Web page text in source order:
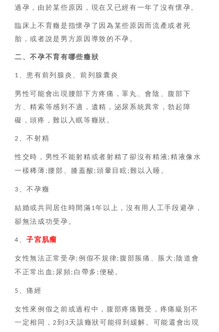
過孕，由於某些原因，現在又已經有一年了沒有懷孕。
臨床上不育癥是指懷孕了因為某些原因而流產或者死
胎，或者說是男方原因導致的不孕。
二、不孕不育有哪些癥狀
1 、患有前列腺炎、前列腺囊炎
男性可能會出現腰部下方疼痛，睪丸、會陰、腹部下
方、精索等感到不適，遺精，泌尿系統異常，勃起障
礙，頭疼，難以入眠等癥狀。
2 、不射精
性交時，男性不能射精或者射精了卻沒有精液 ;精液像水
一樣稀薄 ;腰部、膝蓋酸 ;頭暈目眩 ;難以入睡。
3 、不孕癥
結婚或共同居住時間滿 1年以上，沒有用人工手段避孕，
卻無法成功受孕。
4 、子宮肌瘤
女性無法正常受孕;例假不規律;腹部脹痛、脹大 ; 陰道會
不正常出血 ;尿頻 ; 白帶多 ; 便秘。
5 、痛經
女性來例假之前或過程中，腹部疼痛難受，疼痛級別不
一定相同，2到 3天該癥狀可能得到緩解。可能還會出現